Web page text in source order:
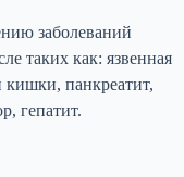
заболеваний
таких как: язвенная
кишки, панкреатит,
гепатит.